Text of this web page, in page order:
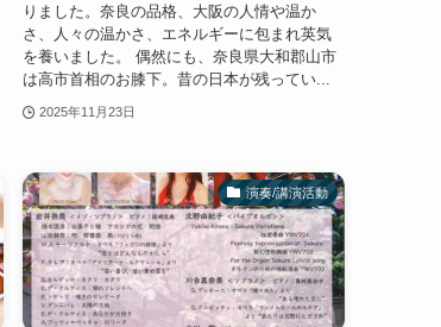
りました。奈良の品格、大阪の人情や温か
さ、人々の温かさ、エネルギーに包まれ英気
を養いました。 偶然にも、奈良県大和郡山市
は高市首相のお膝下。昔の日本が残ってい...
2025年11月23日
演奏/講演活動